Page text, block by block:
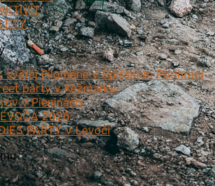
svätej Filoméne v Spišskom Podhradí
party v Kežmarku
v Pieninách
2026
PARTY v Levoči